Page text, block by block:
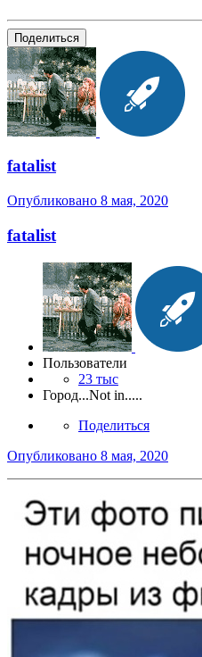
Поделиться
fatalist
Опубликовано 8 мая, 2020
fatalist
Пользователи
23 тыс
Город...Not in.....
Поделиться
Опубликовано 8 мая, 2020